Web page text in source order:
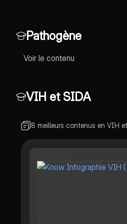
Comprenez les phases de
système immunitaire. Type de
Pathogène
Voir le contenu
VIH et SIDA
8 meilleurs contenus en VIH